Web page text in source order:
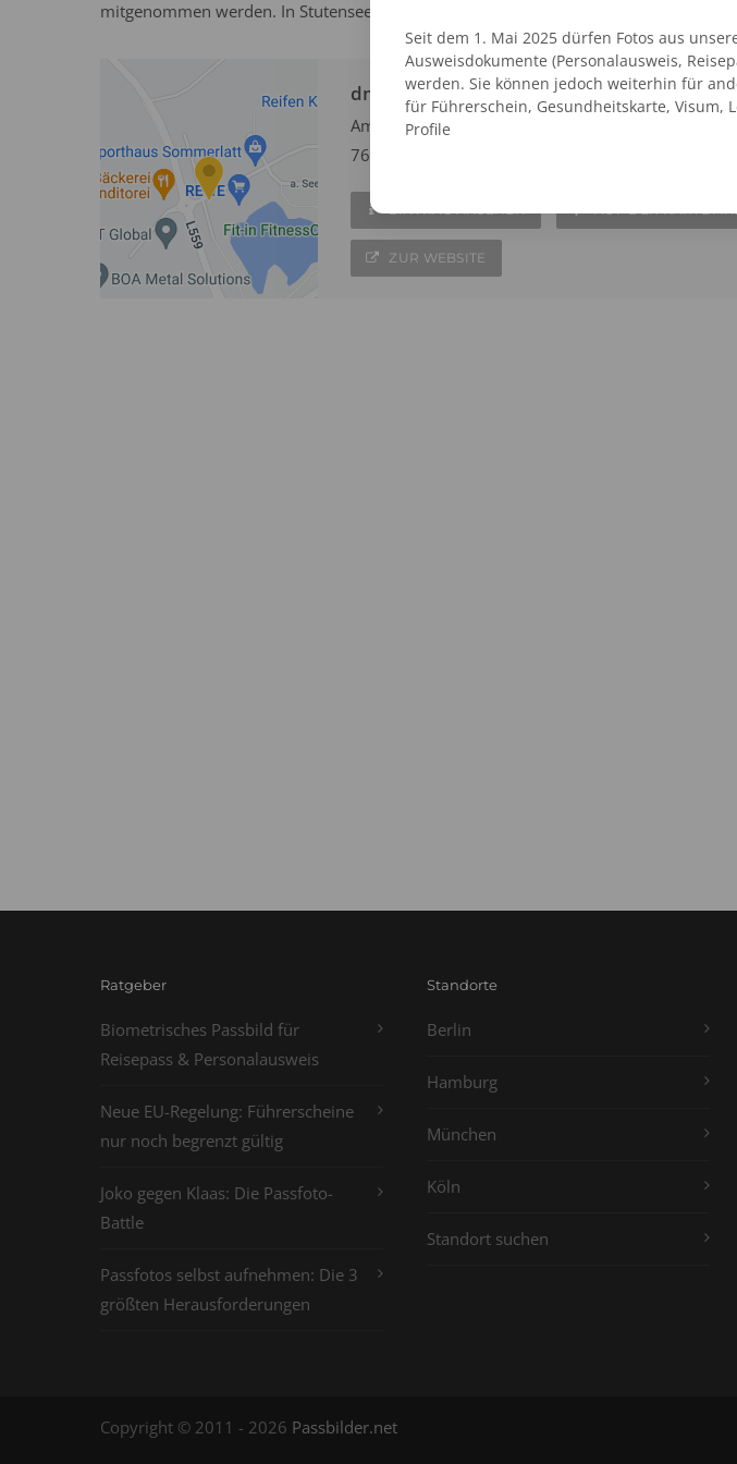
mitgenommen werden. In Stutensee steht ein dm Markt mit Passbildservice zur
dm Passbildservice
Am Hasenbiel 2a
76297 Stutensee
EINTRAG ANSEHEN AUF DER KARTE
ZUR WEBSITE
Ratgeber
Biometrisches Passbild für
Reisepass & Personalausweis
Neue EU-Regelung: Führerscheine
nur noch begrenzt gültig
Joko gegen Klaas: Die Passfoto-
Battle
Passfotos selbst aufnehmen: Die 3
größten Herausforderungen
Standorte
Berlin
Hamburg
München
Köln
Standort suchen
Copyright © 2011 - 2026 Passbilder.net
Seit dem 1. Mai 2025 dürfen Fotos aus
Ausweisdokumente (Personalausweis,
werden. Sie können jedoch weiterhin für
für Führerschein, Gesundheitskarte, Visum,
Profile